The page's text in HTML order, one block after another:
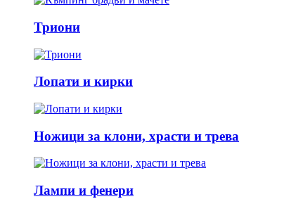
Триони
Лопати и кирки
Ножици за клони, храсти и трева
Лампи и фенери